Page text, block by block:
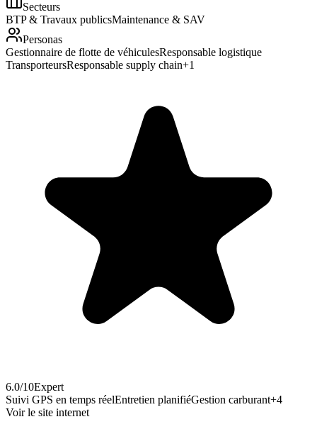
Secteurs
BTP & Travaux publicsMaintenance & SAV
Personas
Gestionnaire de flotte de véhiculesResponsable logistique
TransporteursResponsable supply chain+1
6.0/10Expert
Suivi GPS en temps réelEntretien planifiéGestion carburant+4
Voir le site internet